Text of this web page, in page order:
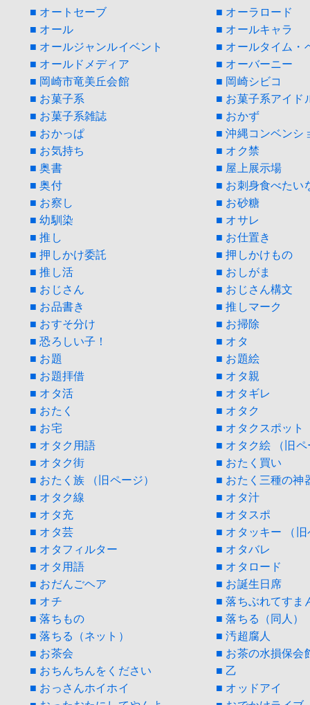
■ オートセーブ
■ オーラロード
■ オール
■ オールキャラ
■ オールジャンルイベント
■ オールタイム・
■ オールドメディア
■ オーバーニー
■ 岡崎市竜美丘会館
■ 岡崎シビコ
■ お菓子系
■ お菓子系アイド
■ お菓子系雑誌
■ おかず
■ おかっぱ
■ 沖縄コンベンシ
■ お気持ち
■ オク禁
■ 奥書
■ 屋上展示場
■ 奥付
■ お刺身食べた
■ お察し
■ お砂糖
■ 幼馴染
■ オサレ
■ 推し
■ お仕置き
■ 押しかけ委託
■ 押しかけもの
■ 推し活
■ おしがま
■ おじさん
■ おじさん構文
■ お品書き
■ 推しマーク
■ おすそ分け
■ お掃除
■ 恐ろしい子！
■ オタ
■ お題
■ お題絵
■ お題拝借
■ オタ親
■ オタ活
■ オタギレ
■ おたく
■ オタク
■ お宅
■ オタクスポット
■ オタク用語
■ オタク絵 （旧ペ
■ オタク街
■ おたく買い
■ おたく族 （旧ページ）
■ おたく三種の神
■ オタク線
■ オタ汁
■ オタ充
■ オタスポ
■ オタ芸
■ オタッキー （旧
■ オタフィルター
■ オタバレ
■ オタ用語
■ オタロード
■ おだんごヘア
■ お誕生日席
■ オチ
■ 落ちぶれてすま
■ 落ちもの
■ 落ちる（同人）
■ 落ちる（ネット）
■ 汚超腐人
■ お茶会
■ お茶の水損保会
■ おちんちんをください
■ 乙
■ おっさんホイホイ
■ オッドアイ